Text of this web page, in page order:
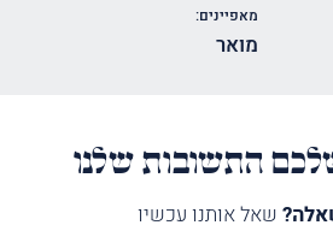
מאפיינים:
מואר
התשובות שלנו
שאל אותנו עכשיו